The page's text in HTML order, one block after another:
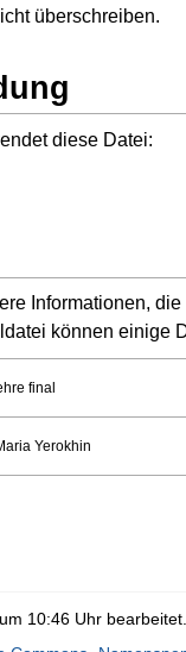
überschreiben.
diese Datei:
Informationen,
können einige
final
Yerokhin
10:46 Uhr bearbeitet.